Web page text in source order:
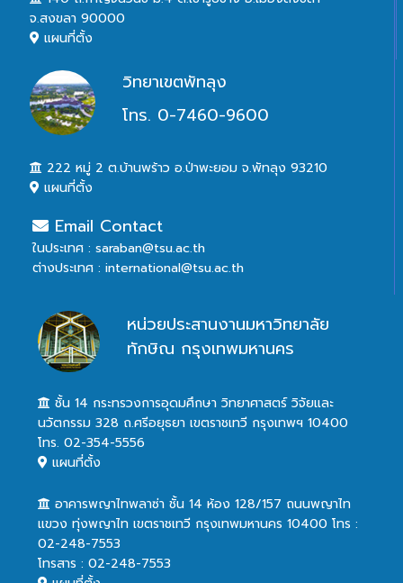
จ.สงขลา 90000
แผนที่ตั้ง
วิทยาเขตพัทลุง
โทร. 0-7460-9600
222 หมู่ 2 ต.บ้านพร้าว อ.ป่าพะยอม จ.พัทลุง 93210
แผนที่ตั้ง
Email Contact
ในประเทศ : saraban@tsu.ac.th
ต่างประเทศ : international@tsu.ac.th
หน่วยประสานงานมหาวิทยาลัย
ทักษิณ กรุงเทพมหานคร
ชั้น 14 กระทรวงการอุดมศึกษา วิทยาศาสตร์ วิจัยและ
นวัตกรรม 328 ถ.ศรีอยุธยา เขตราชเทวี กรุงเทพฯ 10400
โทร. 02-354-5556
แผนที่ตั้ง
อาคารพญาไทพลาซ่า ชั้น 14 ห้อง 128/157 ถนนพญาไท
แขวง ทุ่งพญาไท เขตราชเทวี กรุงเทพมหานคร 10400 โทร :
02-248-7553
โทรสาร : 02-248-7553